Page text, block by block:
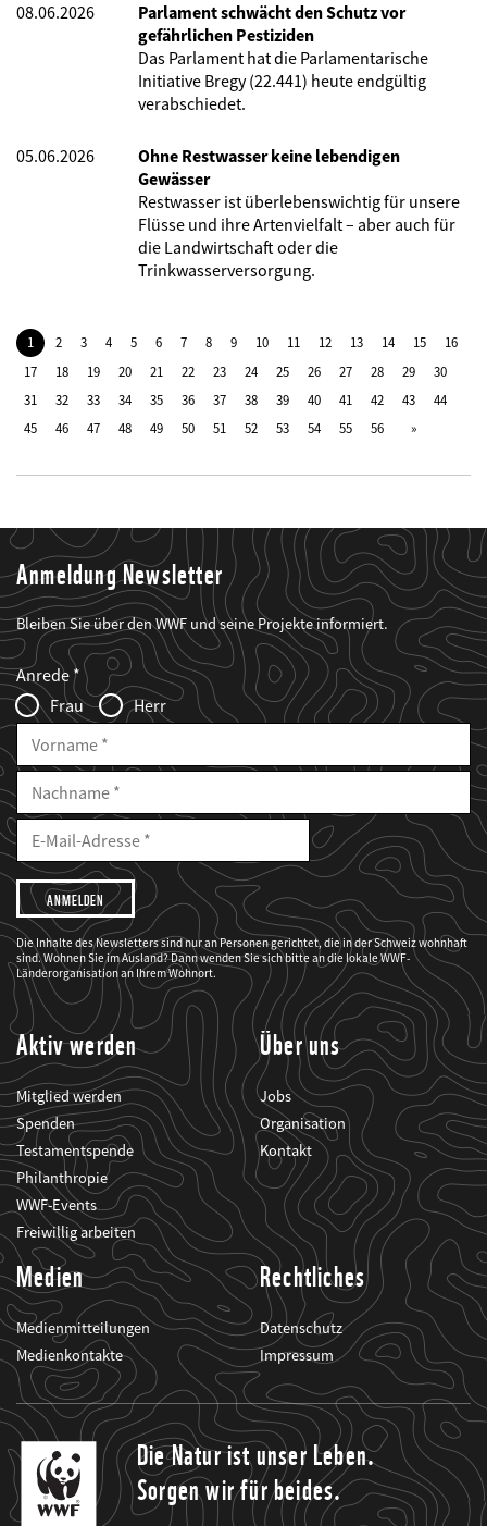
08.06.2026
Parlament schwächt den Schutz vor
gefährlichen Pestiziden
Das Parlament hat die Parlamentarische
Initiative Bregy (22.441) heute endgültig
verabschiedet.
05.06.2026
Ohne Restwasser keine lebendigen
Gewässer
Restwasser ist überlebenswichtig für unsere
Flüsse und ihre Artenvielfalt – aber auch für
die Landwirtschaft oder die
Trinkwasserversorgung.
1 2 3 4 5 6 7 8 9 10 11 12 13 14 15
16
17
18 19 20 21 22 23 24 25 26 27 28 29
30
31
32 33 34 35 36 37 38 39 40 41 42 43
44
45
46 47 48 49 50 51 52 53 54 55 56
Anmeldung Newsletter
Bleiben Sie über den WWF und seine Projekte informiert.
Web2Case
Infofelder
Fieldset
anrede_name
Anrede
Frau
Herr
Vorname
Nachname
E-
Mailadresse
E-
Adresse
Ich
möchte,
dass
der
WWF
mich
über
seine
Projekte
informiert.
Die Inhalte des Newsletters sind nur an Personen gerichtet, die in der Schweiz wohnhaft
sind. Wohnen Sie im Ausland? Dann wenden Sie sich bitte an die lokale WWF-
Länderorganisation an Ihrem Wohnort.
Aktiv werden
Mitglied werden
Spenden
Testamentspende
Philanthropie
WWF-Events
Freiwillig arbeiten
Über uns
Jobs
Organisation
Kontakt
Medien
Medienmitteilungen
Medienkontakte
Rechtliches
Datenschutz
Impressum
Die Natur ist unser Leben.
Sorgen wir für beides.